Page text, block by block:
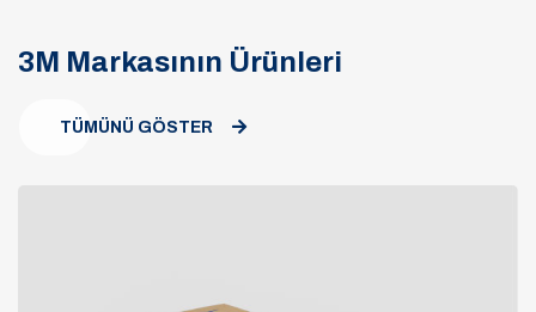
3M Markasının Ürünleri
TÜMÜNÜ GÖSTER